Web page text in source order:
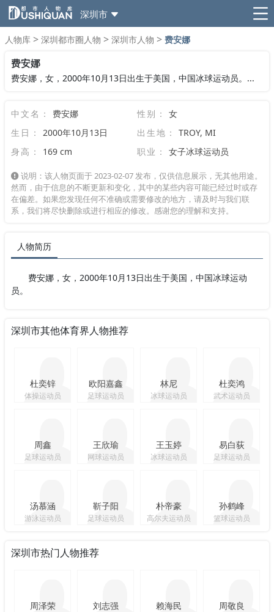
深圳市
人物库 > 深圳都市圈人物 > 深圳市人物 > 费安娜
费安娜
费安娜，女，2000年10月13日出生于美国，中国冰球运动员。...
中文名： 费安娜 性别：
女
生日：
2000年10月13日 出生地：
TROY, MI
身高：
169 cm 职业： 女子冰球运动员
说明：该人物页面于 2023-02-07 发布，仅供信息展示，无其他用途。
然而，由于信息的不断更新和变化，其中的某些内容可能已经过时或存
在偏差。如果您发现任何不准确或需要修改的地方，请及时与我们联
系，我们将尽快删除或进行相应的修改。感谢您的理解和支持。
人物简历
费安娜，女，2000年10月13日出生于美国，中国冰球运动
员。
深圳市其他体育界人物推荐
杜奕锌
体操运动员
欧阳嘉鑫
足球运动员
林尼
冰球运动员
杜奕鸿
武术运动员
周鑫
足球运动员
王欣瑜
网球运动员
王玉婷
冰球运动员
易白荻
足球运动员
汤慕涵
游泳运动员
靳子阳
足球运动员
朴帝豪
高尔夫运动员
孙鹤峰
篮球运动员
深圳市热门人物推荐
周泽荣 刘志强 赖海民 周敬良